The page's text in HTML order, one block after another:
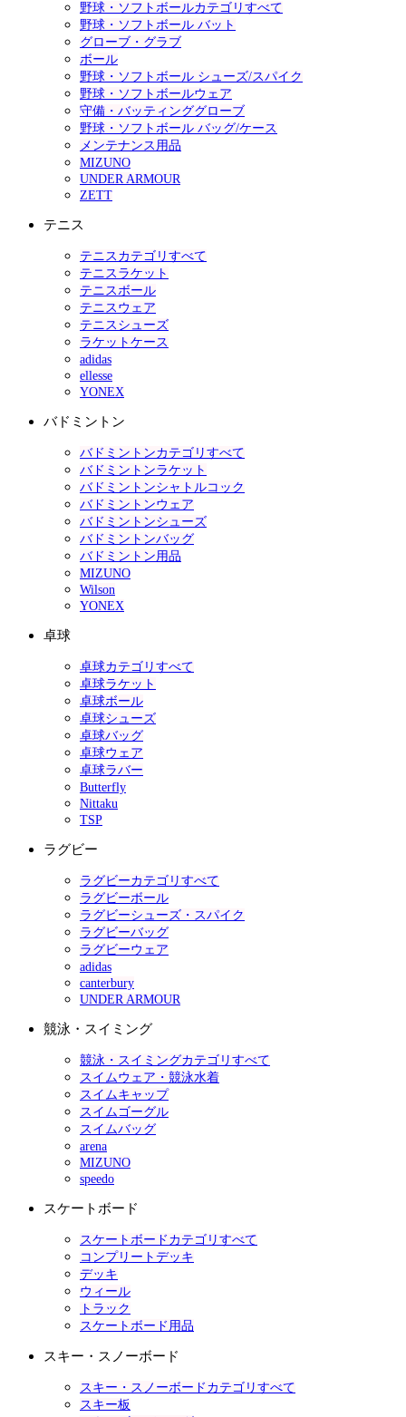
野球・ソフトボールカテゴリすべて
野球・ソフトボール バット
グローブ・グラブ
ボール
野球・ソフトボール シューズ/スパイク
野球・ソフトボールウェア
守備・バッティンググローブ
野球・ソフトボール バッグ/ケース
メンテナンス用品
MIZUNO
UNDER ARMOUR
ZETT
テニス
テニスカテゴリすべて
テニスラケット
テニスボール
テニスウェア
テニスシューズ
ラケットケース
adidas
ellesse
YONEX
バドミントン
バドミントンカテゴリすべて
バドミントンラケット
バドミントンシャトルコック
バドミントンウェア
バドミントンシューズ
バドミントンバッグ
バドミントン用品
MIZUNO
Wilson
YONEX
卓球
卓球カテゴリすべて
卓球ラケット
卓球ボール
卓球シューズ
卓球バッグ
卓球ウェア
卓球ラバー
Butterfly
Nittaku
TSP
ラグビー
ラグビーカテゴリすべて
ラグビーボール
ラグビーシューズ・スパイク
ラグビーバッグ
ラグビーウェア
adidas
canterbury
UNDER ARMOUR
競泳・スイミング
競泳・スイミングカテゴリすべて
スイムウェア・競泳水着
スイムキャップ
スイムゴーグル
スイムバッグ
arena
MIZUNO
speedo
スケートボード
スケートボードカテゴリすべて
コンプリートデッキ
デッキ
ウィール
トラック
スケートボード用品
スキー・スノーボード
スキー・スノーボードカテゴリすべて
スキー板